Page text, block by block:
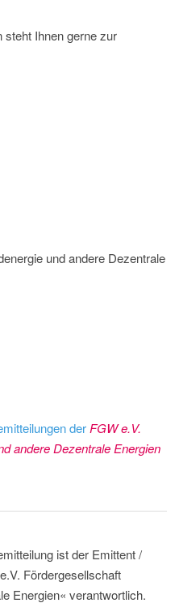
steht Ihnen gerne zur
und andere Dezentrale
der FGW e.V.
andere Dezentrale Energien
ist der Emittent /
Fördergesellschaft
Energien« verantwortlich.